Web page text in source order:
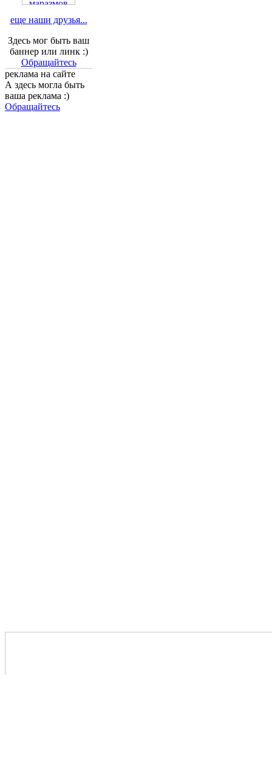
еще наши друзья...
Здесь мог быть ваш
баннер или линк :)
Обращайтесь
реклама на сайте
А здесь могла быть
ваша реклама :)
Обращайтесь